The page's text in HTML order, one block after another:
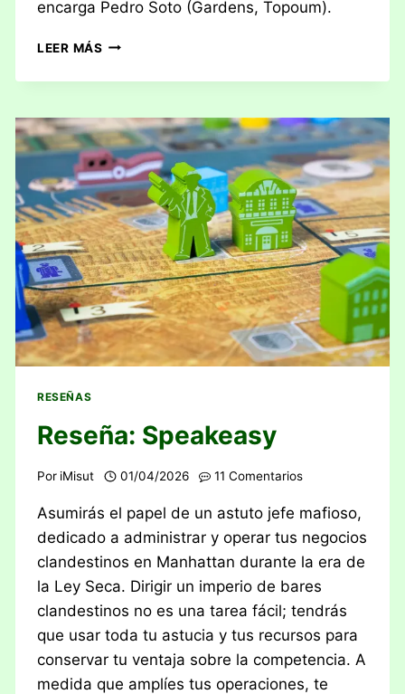
encarga Pedro Soto (Gardens, Topoum).
LEER MÁS RESEÑA:
WHITE
RESEÑAS
Reseña: Speakeasy
Por iMisut 01/04/2026 11 Comentarios
Asumirás el papel de un astuto jefe mafioso,
dedicado a administrar y operar tus negocios
clandestinos en Manhattan durante la era de
la Ley Seca. Dirigir un imperio de bares
clandestinos no es una tarea fácil; tendrás
que usar toda tu astucia y tus recursos para
conservar tu ventaja sobre la competencia. A
medida que amplíes tus operaciones, te